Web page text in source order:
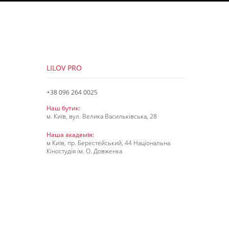
LILOV PRO
+38 096 264 0025
Наш бутик:
м. Київ, вул. Велика Васильківська, 28
Наша академія:
м Київ, пр. Берестейський, 44 Національна
Кіностудія ім. О. Довженка